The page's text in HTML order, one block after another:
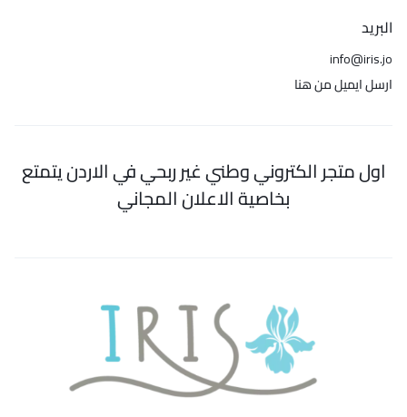
البريد
info@iris.jo
ارسل ايميل من هنا
اول متجر الكتروني وطني غير ربحي في الاردن يتمتع
بخاصية الاعلان المجاني